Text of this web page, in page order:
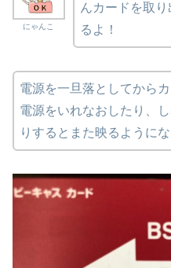
にゃんこ
んカードを取
るよ！
電源を一旦落としてから
電源をいれなおしたり、
りするとまた映るようにな